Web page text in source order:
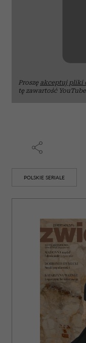
Proszę akceptuj pliki
tę zawartość
POLSKIE SERIALE